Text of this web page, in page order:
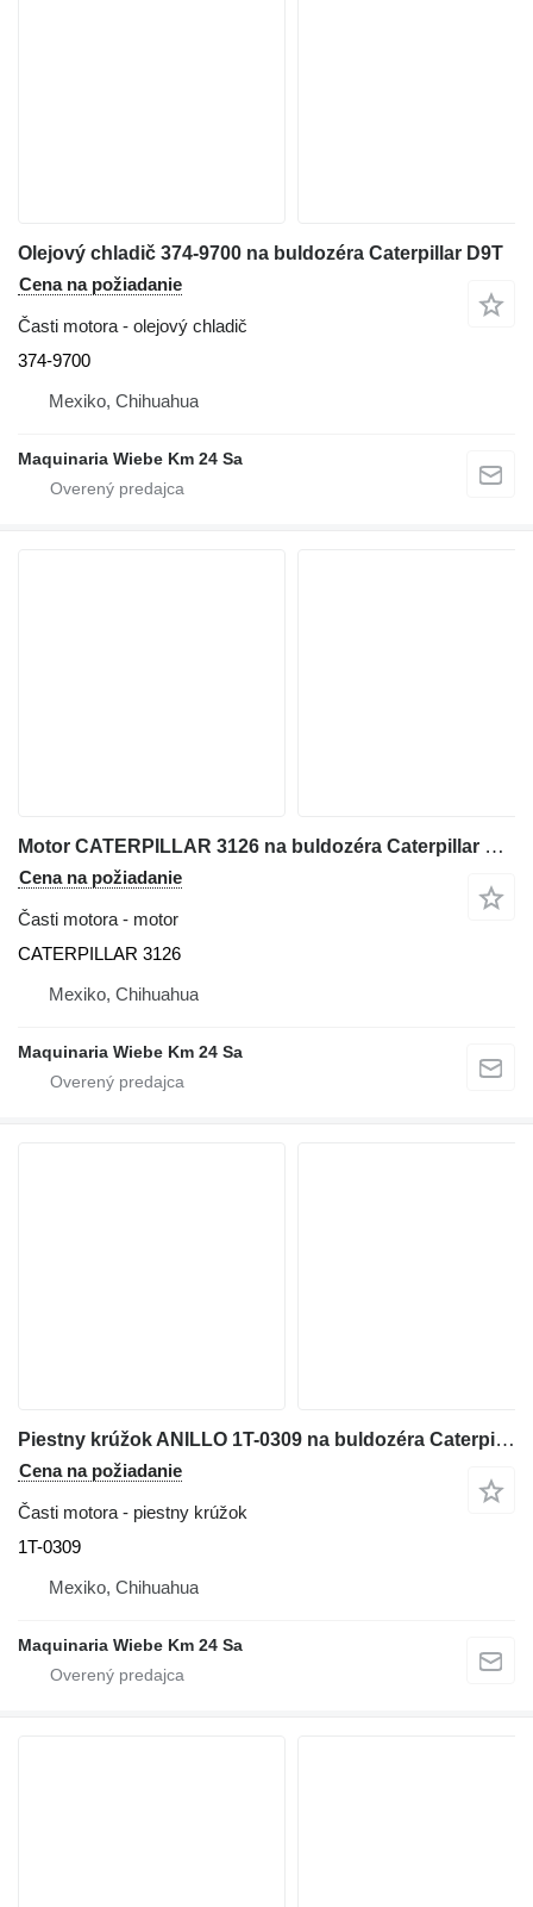
Olejový chladič 374-9700 na buldozéra Caterpillar D9T
Cena na požiadanie
Časti motora - olejový chladič
374-9700
Mexiko, Chihuahua
Maquinaria Wiebe Km 24 Sa
Motor CATERPILLAR 3126 na buldozéra Caterpillar D6N
Cena na požiadanie
Časti motora - motor
CATERPILLAR 3126
Mexiko, Chihuahua
Maquinaria Wiebe Km 24 Sa
Piestny krúžok ANILLO 1T-0309 na buldozéra Caterpillar D9H,D8H,583K
Cena na požiadanie
Časti motora - piestny krúžok
1T-0309
Mexiko, Chihuahua
Maquinaria Wiebe Km 24 Sa